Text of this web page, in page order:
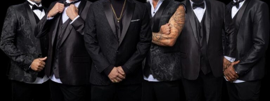
SBT- SISTEMA BRASILEIRO DE TELEVISÃO